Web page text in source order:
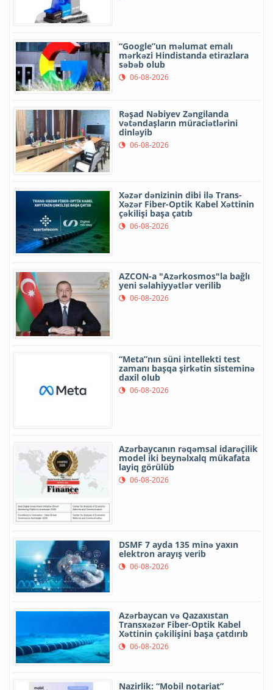
“Google”un məlumat emalı
mərkəzi Hindistanda etirazlara
səbəb olub
06-08-2026
Rəşad Nəbiyev Zəngilanda
vətəndaşların müraciətlərini
dinləyib
06-08-2026
Xəzər dənizinin dibi ilə Trans-
Xəzər Fiber-Optik Kabel Xəttinin
çəkilişi başa çatıb
06-08-2026
AZCON-a "Azərkosmos"la bağlı
yeni səlahiyyətlər verilib
06-08-2026
“Meta”nın süni intellekti test
zamanı başqa şirkətin sisteminə
daxil olub
06-08-2026
Azərbaycanın rəqəmsal idarəçilik
model iki beynəlxalq mükafata
layiq görülüb
06-08-2026
DSMF 7 ayda 135 minə yaxın
elektron arayış verib
06-08-2026
Azərbaycan və Qazaxıstan
Transxəzər Fiber-Optik Kabel
Xəttinin çəkilişini başa çatdırıb
06-08-2026
Nazirlik: “Mobil notariat”